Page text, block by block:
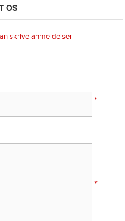
OS
skrive anmeldelser
*
*